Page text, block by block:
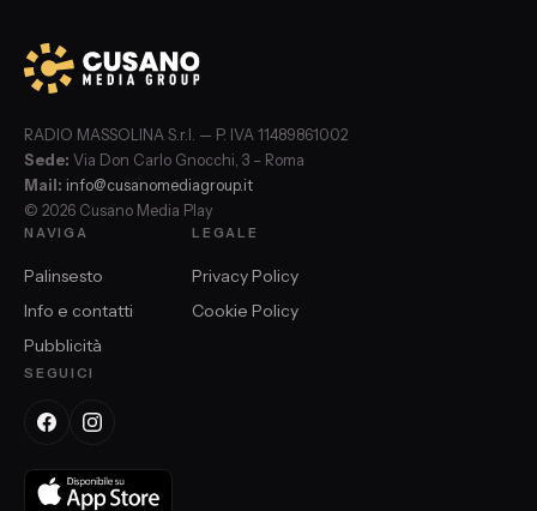
RADIO MASSOLINA S.r.l. — P. IVA 11489861002
Sede: Via Don Carlo Gnocchi, 3 – Roma
Mail: info@cusanomediagroup.it
© 2026 Cusano Media Play
NAVIGA
Palinsesto
Info e contatti
Pubblicità
LEGALE
Privacy Policy
Cookie Policy
SEGUICI